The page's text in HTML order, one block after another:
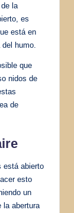
la
es
está en
humo.
que
nidos de
de
está abierto
esto
un
la abertura